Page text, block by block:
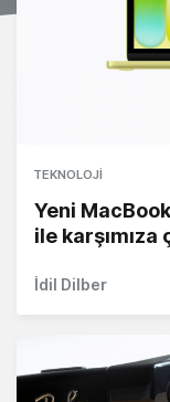
TEKNOLOJI
Yeni
ile karşımıza
İdil Dilber